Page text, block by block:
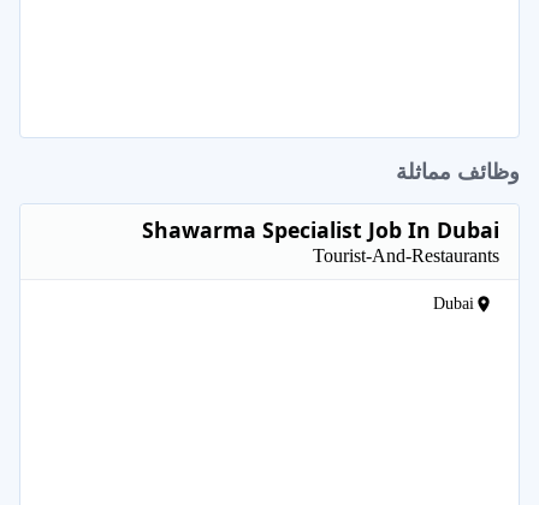
وظائف مماثلة
Shawarma Specialist Job In Dubai
Tourist-And-Restaurants
Dubai